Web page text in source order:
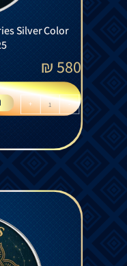
Silver Color
580
₪
-
+